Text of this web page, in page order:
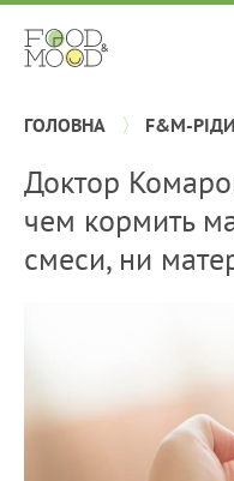
ГОЛОВНА F&M-РІДИ
Доктор
чем кормить
смеси, ни